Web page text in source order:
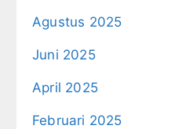
Agustus 2025
Juni 2025
April 2025
Februari 2025